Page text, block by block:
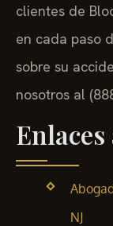
clientes de
en cada paso
sobre su
nosotros al
NJ